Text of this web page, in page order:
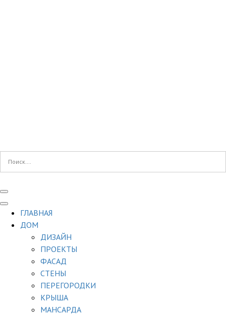
ГЛАВНАЯ
ДОМ
ДИЗАЙН
ПРОЕКТЫ
ФАСАД
СТЕНЫ
ПЕРЕГОРОДКИ
КРЫША
МАНСАРДА